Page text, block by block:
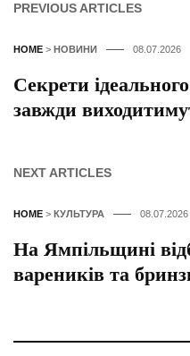
PREVIOUS ARTICLES
HOME > НОВИНИ 08.07.2026
Секрети
завжди
NEXT ARTICLES
HOME > КУЛЬТУРА 08.07.2026
На Ямпільщині
вареників та